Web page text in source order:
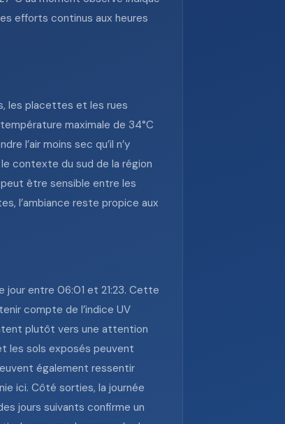
efforts continus aux heures
les placettes et les rues
maximale de 34°C
l’air moins sec qu’il n’y
contexte du sud de la région
peut être sensible entre les
l’ambiance reste propice aux
jour entre 06:01 et 21:23. Cette
compte de l’indice UV
plutôt vers une attention
les sols exposés peuvent
également ressentir
ici. Côté sorties, la journée
jours suivants confirme un